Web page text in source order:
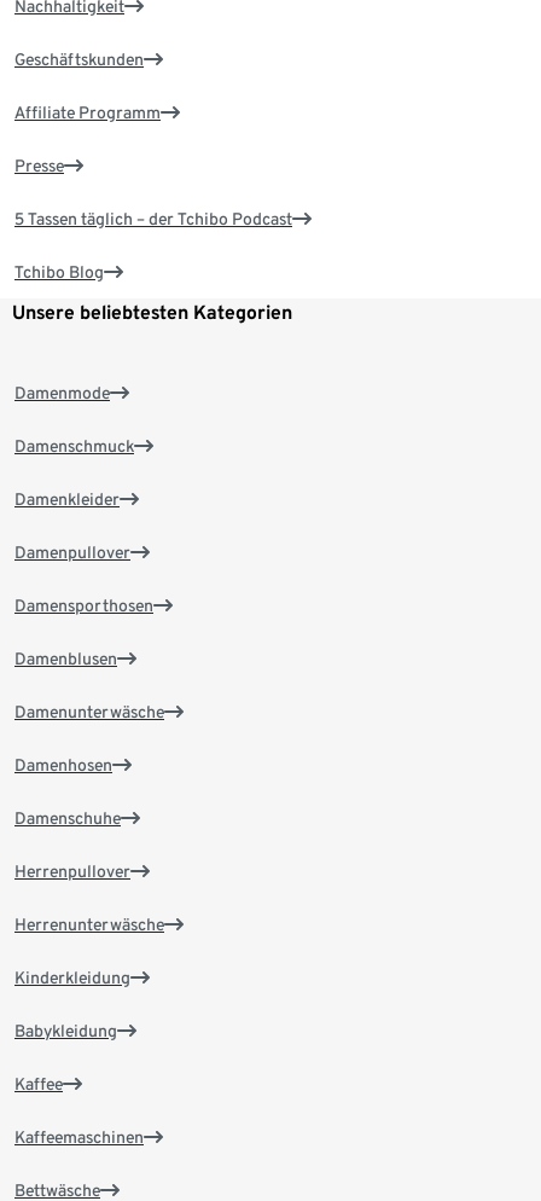
Nachhaltigkeit
Geschäftskunden
Affiliate Programm
Presse
5 Tassen täglich – der Tchibo Podcast
Tchibo Blog
Unsere beliebtesten Kategorien
Damenmode
Damenschmuck
Damenkleider
Damenpullover
Damensporthosen
Damenblusen
Damenunterwäsche
Damenhosen
Damenschuhe
Herrenpullover
Herrenunterwäsche
Kinderkleidung
Babykleidung
Kaffee
Kaffeemaschinen
Bettwäsche